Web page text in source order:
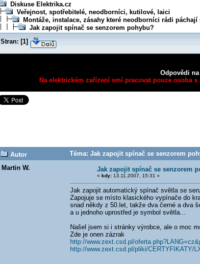
Diskuse Elektrika.cz
Veřejnost, spotřebitelé, neodborníci, kutilové, laici
Montáže, instalace, zásahy které neodborníci rádi páchají
Jak zapojit spínač se senzorem pohybu?
Stran: [1]
Odpovědi
Na elektrickém zařízení smí pracovat pouze osoba
Autor
Téma: Jak zapojit spínač se senzorem
Martin W.
Jak zapojit spínač se senzorem
« kdy:13.11.2007, 15:31 »
Jak zapojit automatický spínač světla se
Zapojuje se místo klasického vypínače do
snad někdy z 50.let, takže dva černé a dva
a u jednoho uprostřed je symbol světla...
Našel jsem si i stránky výrobce, ale o moc
Zde je onen zázrak
http://www.zext.csd.pl/
http://www.zext.csd.pl/pliki/CERTYFIKATY/